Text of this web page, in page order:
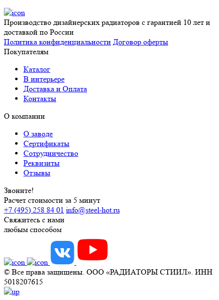
Производство дизайнерских радиаторов с гарантией 10 лет и
доставкой по России
Политика конфиденциальности Договор оферты
Покупателям
Каталог
В интерьере
Доставка и Оплата
Контакты
О компании
О заводе
Сертификаты
Сотрудничество
Реквизиты
Отзывы
Звоните!
Расчет стоимости за 5 минут
+7 (495) 258 84 01 info@steel-hot.ru
Свяжитесь с нами
любым способом
© Все права защищены. ООО «РАДИАТОРЫ СТИИЛ». ИНН
5018207615